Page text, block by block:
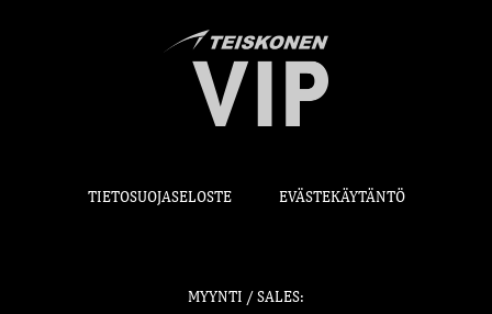
TIETOSUOJASELOSTE EVÄSTEKÄYTÄNTÖ
MYYNTI / SALES: